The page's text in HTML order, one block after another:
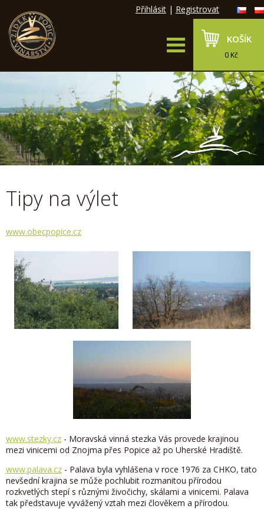
Přihlásit | Registrovat
KOŠÍK
0 Kč
Tipy na výlet
www.obecpopice.cz
www.stezky.cz - Moravská vinná stezka Vás provede krajinou
mezi vinicemi od Znojma přes Popice až po Uherské Hradiště.
www.palava.cz - Palava byla vyhlášena v roce 1976 za CHKO, tato
nevšední krajina se může pochlubit rozmanitou přírodou
rozkvetlých stepí s různými živočichy, skálami a vinicemi. Palava
tak představuje vyvážený vztah mezi člověkem a přírodou.